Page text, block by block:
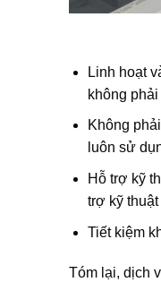
Linh hoạt
không
Không
luôn sử
Hỗ trợ kỹ
trợ kỹ
Tiết kiệm
Tóm lại, dịch